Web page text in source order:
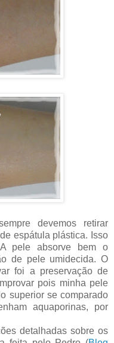
devemos retirar
espátula plástica. Isso
A pele absorve bem o
de pele umidecida. O
foi a preservação de
pois minha pele
superior se comparado
aquaporinas, por
detalhadas sobre os